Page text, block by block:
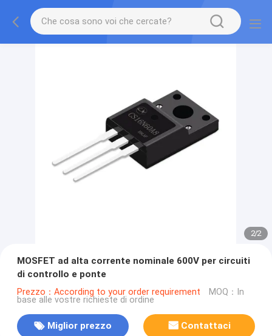
2/2
MOSFET ad alta corrente nominale 600V per circuiti
di controllo e ponte
Prezzo：According to your order requirement MOQ：In
base alle vostre richieste di ordine
Miglior prezzo Contattaci